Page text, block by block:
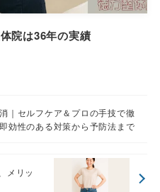
院は36年の実績
｜セルフケア＆プロの手技で徹
効性のある対策から予防法まで
メリッ